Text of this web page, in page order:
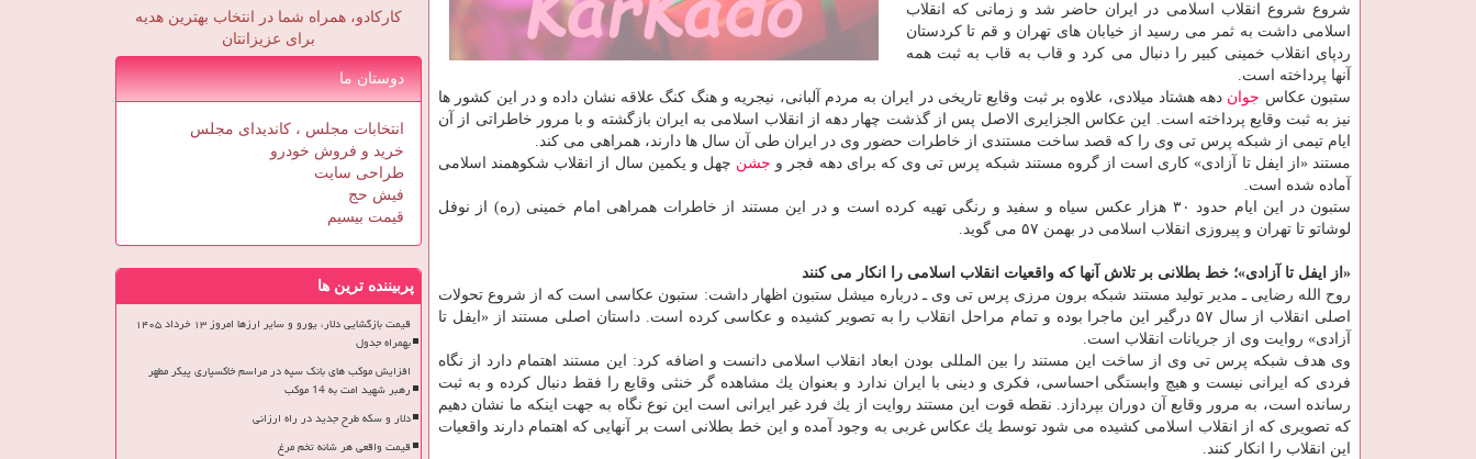
شروع شروع انقلاب اسلامی در ایران حاضر شد و زمانی كه انقلاب
اسلامی داشت به ثمر می رسید از خیابان های تهران و قم تا كردستان
ردپای انقلاب خمینی كبیر را دنبال می كرد و قاب به قاب به ثبت همه
آنها پرداخته است.
ستبون عكاس جوان دهه هشتاد میلادی، علاوه بر ثبت وقایع تاریخی در ایران به مردم آلبانی، نیجریه و هنگ كنگ علاقه نشان داده و در این كشور ها
نیز به ثبت وقایع پرداخته است. این عكاس الجزایری الاصل پس از گذشت چهار دهه از انقلاب اسلامی به ایران بازگشته و با مرور خاطراتی از آن
ایام تیمی از شبكه پرس تی وی را كه قصد ساخت مستندی از خاطرات حضور وی در ایران طی آن سال ها دارند، همراهی می كند.
مستند «از ایفل تا آزادی» كاری است از گروه مستند شبكه پرس تی وی كه برای دهه فجر و جشن چهل و یكمین سال از انقلاب شكوهمند اسلامی
آماده شده است.
ستبون در این ایام حدود ۳۰ هزار عكس سیاه و سفید و رنگی تهیه كرده است و در این مستند از خاطرات همراهی امام خمینی (ره) از نوفل
لوشاتو تا تهران و پیروزی انقلاب اسلامی در بهمن ۵۷ می گوید.
«از ایفل تا آزادی»؛ خط بطلانی بر تلاش آنها كه واقعیات انقلاب اسلامی را انكار می كنند
روح الله رضایی ـ مدیر تولید مستند شبكه برون مرزی پرس تی وی ـ درباره میشل ستبون اظهار داشت: ستبون عكاسی است كه از شروع تحولات
اصلی انقلاب از سال ۵۷ درگیر این ماجرا بوده و تمام مراحل انقلاب را به تصویر كشیده و عكاسی كرده است. داستان اصلی مستند از «ایفل تا
آزادی» روایت وی از جریانات انقلاب است.
وی هدف شبكه پرس تی وی از ساخت این مستند را بین المللی بودن ابعاد انقلاب اسلامی دانست و اضافه كرد: این مستند اهتمام دارد از نگاه
فردی كه ایرانی نیست و هیچ وابستگی احساسی، فكری و دینی با ایران ندارد و بعنوان یك مشاهده گر خنثی وقایع را فقط دنبال كرده و به ثبت
رسانده است، به مرور وقایع آن دوران بپردازد. نقطه قوت این مستند روایت از یك فرد غیر ایرانی است این نوع نگاه به جهت اینكه ما نشان دهیم
كه تصویری كه از انقلاب اسلامی كشیده می شود توسط یك عكاس غربی به وجود آمده و این خط بطلانی است بر آنهایی كه اهتمام دارند واقعیات
این انقلاب را انكار كنند.
کارکادو، همراه شما در انتخاب بهترین هدیه
برای عزیزانتان
دوستان ما
انتخابات مجلس ، کاندیدای مجلس
خرید و فروش خودرو
طراحی سایت
فیش حج
قیمت بیسیم
پربیننده ترین ها
قیمت بازگشایی دلار، یورو و سایر ارزها امروز ۱۳ خرداد ۱۴۰۵
بهمراه جدول
افزایش موکب های بانک سپه در مراسم خاکسپاری پیکر مطهر
رهبر شهید امت به 14 موکب
دلار و سکه طرح جدید در راه ارزانی
قیمت واقعی هر شانه تخم مرغ